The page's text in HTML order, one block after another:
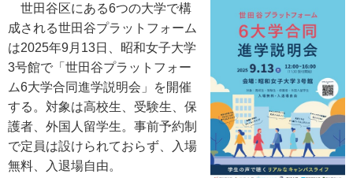
世田谷区にある6つの大学で構
成される世田谷プラットフォーム
は2025年9月13日、昭和女子大学
3号館で「世田谷プラットフォー
ム6大学合同進学説明会」を開催
する。対象は高校生、受験生、保
護者、外国人留学生。事前予約制
で定員は設けられておらず、入場
無料、入退場自由。